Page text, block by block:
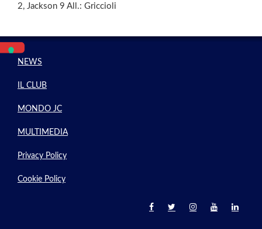
2, Jackson 9 All.: Griccioli
NEWS
IL CLUB
MONDO JC
MULTIMEDIA
Privacy Policy
Cookie Policy